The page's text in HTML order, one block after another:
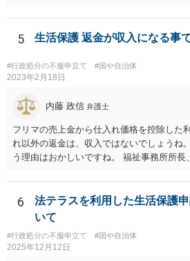
スムースかと思います。
5 生活保護 返金が収入になる事
#行政処分の不服申立て #国や自治体
2023年2月18日
内藤 政信 弁護士
フリマの売上金から仕入れ価格を控除した
れ以外の返金は、収入ではないでしょうね
う理由はおかしいですね。 福祉事務所所
でしょう。
6
法テラスを利用した生活保護
いて
#行政処分の不服申立て #国や自治体
2025年12月12日